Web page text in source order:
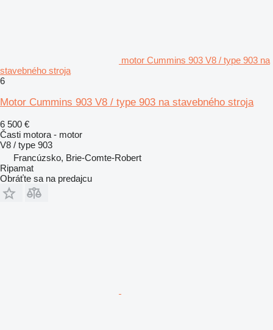
motor Cummins 903 V8 / type 903 na
stavebného stroja
6
Motor Cummins 903 V8 / type 903 na stavebného stroja
6 500 €
Časti motora - motor
V8 / type 903
Francúzsko, Brie-Comte-Robert
Ripamat
Obráťte sa na predajcu